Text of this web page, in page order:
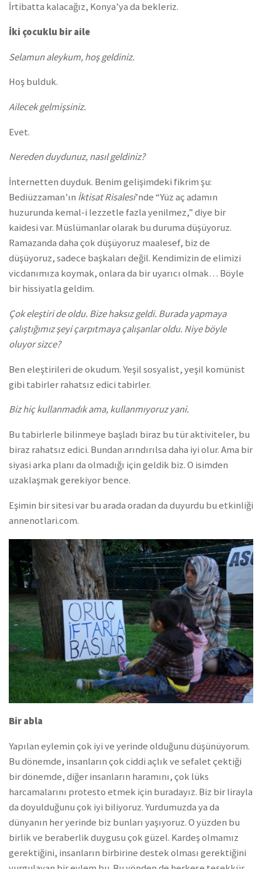
İrtibatta kalacağız, Konya’ya da bekleriz.
İki çocuklu bir aile
Selamun aleykum, hoş geldiniz.
Hoş bulduk.
Ailecek gelmişsiniz.
Evet.
Nereden duydunuz, nasıl geldiniz?
İnternetten duyduk. Benim gelişimdeki fikrim şu:
Bediüzzaman’ın İktisat Risalesi’nde “Yüz aç adamın
huzurunda kemal-i lezzetle fazla yenilmez,” diye bir
kaidesi var. Müslümanlar olarak bu duruma düşüyoruz.
Ramazanda daha çok düşüyoruz maalesef, biz de
düşüyoruz, sadece başkaları değil. Kendimizin de elimizi
vicdanımıza koymak, onlara da bir uyarıcı olmak… Böyle
bir hissiyatla geldim.
Çok eleştiri de oldu. Bize haksız geldi. Burada yapmaya
çalıştığımız şeyi çarpıtmaya çalışanlar oldu. Niye böyle
oluyor sizce?
Ben eleştirileri de okudum. Yeşil sosyalist, yeşil komünist
gibi tabirler rahatsız edici tabirler.
Biz hiç kullanmadık ama, kullanmıyoruz yani.
Bu tabirlerle bilinmeye başladı biraz bu tür aktiviteler, bu
biraz rahatsız edici. Bundan arındırılsa daha iyi olur. Ama bir
siyasi arka planı da olmadığı için geldik biz. O isimden
uzaklaşmak gerekiyor bence.
Eşimin bir sitesi var bu arada oradan da duyurdu bu etkinliği
annenotlari.com.
Bir abla
Yapılan eylemin çok iyi ve yerinde olduğunu düşünüyorum.
Bu dönemde, insanların çok ciddi açlık ve sefalet çektiği
bir dönemde, diğer insanların haramını, çok lüks
harcamalarını protesto etmek için buradayız. Biz bir lirayla
da doyulduğunu çok iyi biliyoruz. Yurdumuzda ya da
dünyanın her yerinde biz bunları yaşıyoruz. O yüzden bu
birlik ve beraberlik duygusu çok güzel. Kardeş olmamız
gerektiğini, insanların birbirine destek olması gerektiğini